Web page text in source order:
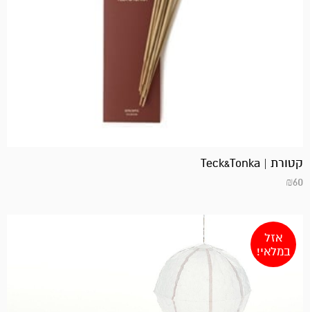
קטורת | Teck&Tonka
₪60
אזל
במלאי!